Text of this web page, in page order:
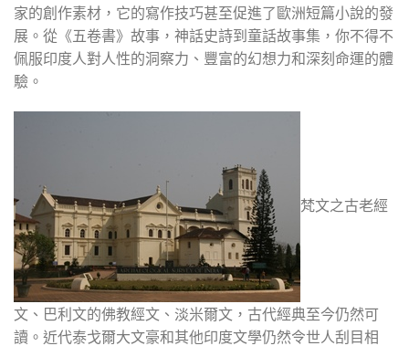
家的創作素材，它的寫作技巧甚至促進了歐洲短篇小說的發
展。從《五卷書》故事，神話史詩到童話故事集，你不得不
佩服印度人對人性的洞察力、豐富的幻想力和深刻命運的體
驗。
梵文之古老經
文、巴利文的佛教經文、淡米爾文，古代經典至今仍然可
讀。近代泰戈爾大文豪和其他印度文學仍然令世人刮目相